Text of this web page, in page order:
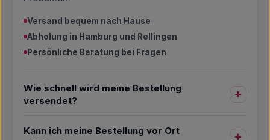
Versand bequem nach Hause
Abholung in Hamburg und Rellingen
Persönliche Beratung bei Fragen
Wie schnell wird meine Bestellung
versendet?
Kann ich meine Bestellung vor Ort